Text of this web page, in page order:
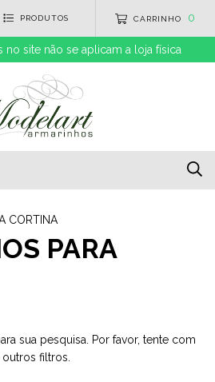
PRODUTOS CARRINHO 0
no site não se aplicam a loja física
CORTINA
PARA
sua pesquisa. Por favor, tente com
outros filtros.